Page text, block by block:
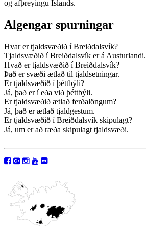
og afþreyingu Íslands.
Algengar spurningar
Hvar er tjaldsvæðið í Breiðdalsvík?
Tjaldsvæðið í Breiðdalsvík er á Austurlandi.
Hvað er tjaldsvæðið í Breiðdalsvík?
Það er svæði ætlað til tjaldsetningar.
Er tjaldsvæðið í þéttbýli?
Já, það er í eða við þéttbýli.
Er tjaldsvæðið ætlað ferðalöngum?
Já, það er ætlað tjaldgestum.
Er tjaldsvæðið í Breiðdalsvík skipulagt?
Já, um er að ræða skipulagt tjaldsvæði.